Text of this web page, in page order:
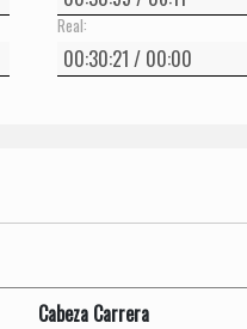
Real:
Cabeza Carrera